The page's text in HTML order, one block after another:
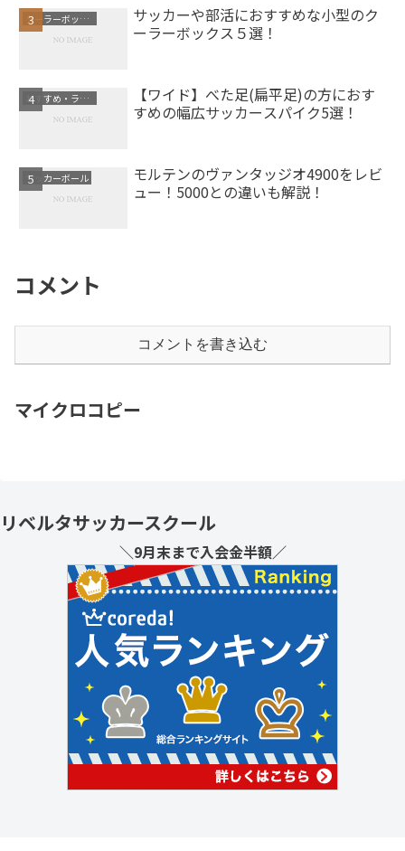
クーラーボックス
サッカーや部活におすすめな小型のク
ーラーボックス５選！
おすすめ・ランキング
【ワイド】べた足(扁平足)の方におす
すめの幅広サッカースパイク5選！
サッカーボール
モルテンのヴァンタッジオ4900をレビ
ュー！5000との違いも解説！
コメント
コメントを書き込む
マイクロコピー
リベルタサッカースクール
＼9月末まで入会金半額／